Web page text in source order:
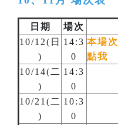
日期 場次
10/12(日
)
14:3
0
本場
點我
10/14(二
)
14:3
0
10/21(二
)
10:3
0